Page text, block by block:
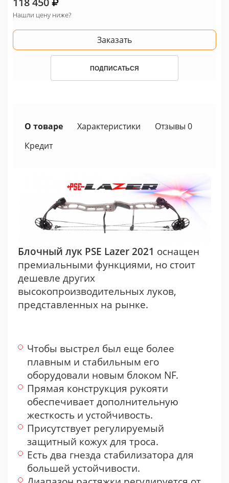
Нашли цену ниже?
Заказать
ПОДПИСАТЬСЯ
О товаре Характеристики
Отзывы 0
Кредит
Блочный лук PSE Lazer 2021 оснащен
премиальными функциями, но стоит
дешевле других
высокопроизводительных луков,
представленных на рынке.
Чтобы выстрел был еще более
плавным и стабильным его
оборудовали новым блоком NF.
Прямая конструкция рукояти
обеспечивает дополнительную
жесткость и устойчивость.
Присутствует регулируемый
защитный кожух для троса.
Есть два гнезда стабилизатора для
большей устойчивости.